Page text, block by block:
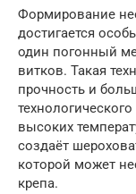
Формирование
достигается
один погонный
витков. Такая
прочность и
высоких
создаёт
которой может
крепа.